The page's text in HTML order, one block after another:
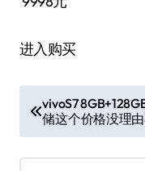
进入购买
章
导
vivoS7
储这个价格没理